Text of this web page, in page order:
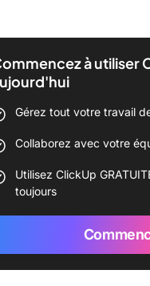
à utiliser
Gérez tout votre travail
Collaborez avec votre
Utilisez ClickUp
toujours